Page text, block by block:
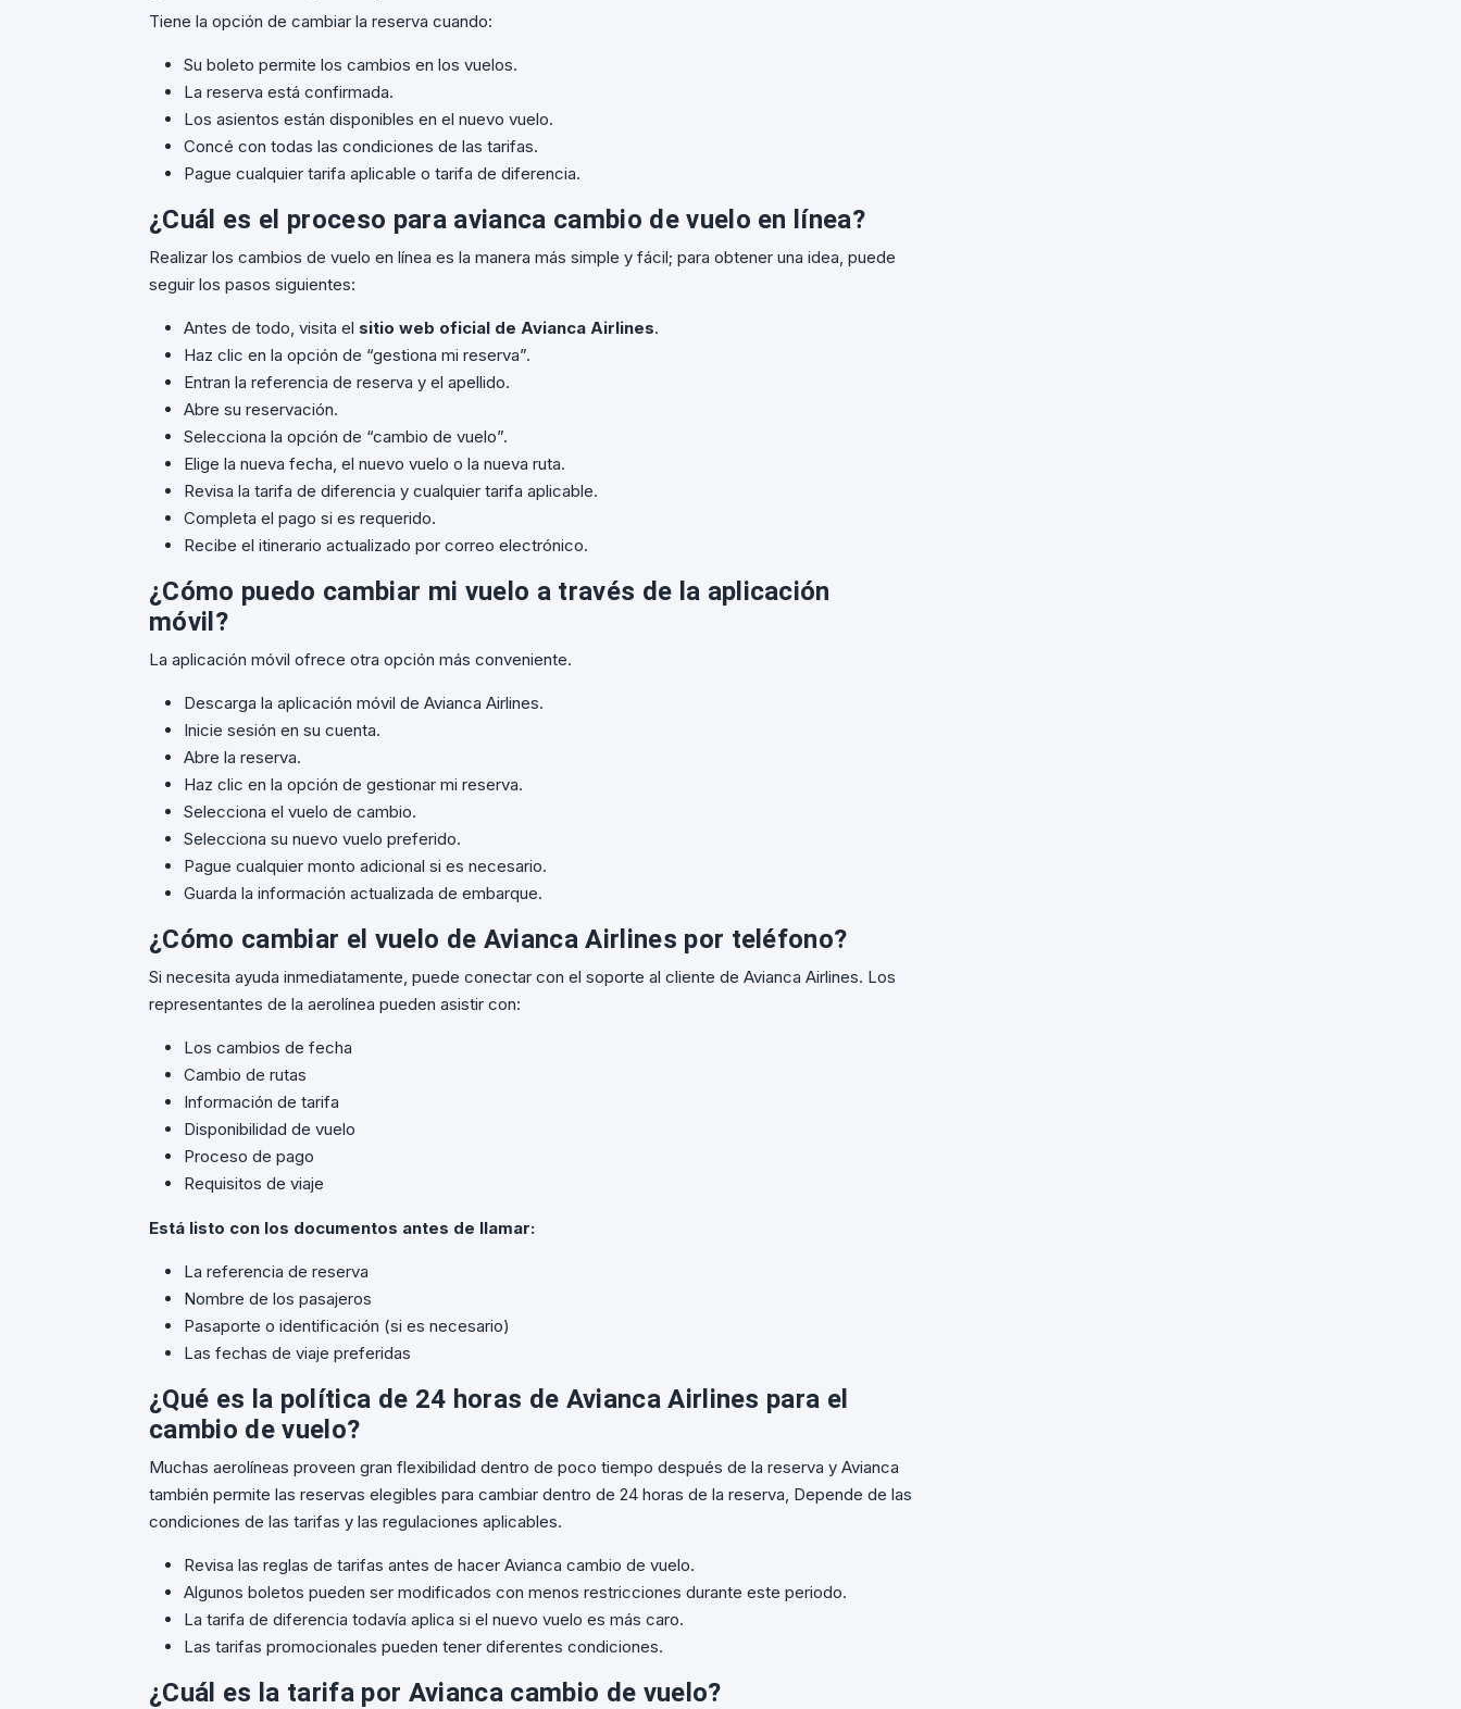
Tiene la opción de cambiar la reserva cuando:
Su boleto permite los cambios en los vuelos.
La reserva está confirmada.
Los asientos están disponibles en el nuevo vuelo.
Concé con todas las condiciones de las tarifas.
Pague cualquier tarifa aplicable o tarifa de diferencia.
¿Cuál es el proceso para avianca cambio de vuelo en línea?
Realizar los cambios de vuelo en línea es la manera más simple y fácil; para obtener una idea, puede
seguir los pasos siguientes:
Antes de todo, visita el sitio web oficial de Avianca Airlines.
Haz clic en la opción de “gestiona mi reserva”.
Entran la referencia de reserva y el apellido.
Abre su reservación.
Selecciona la opción de “cambio de vuelo”.
Elige la nueva fecha, el nuevo vuelo o la nueva ruta.
Revisa la tarifa de diferencia y cualquier tarifa aplicable.
Completa el pago si es requerido.
Recibe el itinerario actualizado por correo electrónico.
¿Cómo puedo cambiar mi vuelo a través de la aplicación
móvil?
La aplicación móvil ofrece otra opción más conveniente.
Descarga la aplicación móvil de Avianca Airlines.
Inicie sesión en su cuenta.
Abre la reserva.
Haz clic en la opción de gestionar mi reserva.
Selecciona el vuelo de cambio.
Selecciona su nuevo vuelo preferido.
Pague cualquier monto adicional si es necesario.
Guarda la información actualizada de embarque.
¿Cómo cambiar el vuelo de Avianca Airlines por teléfono?
Si necesita ayuda inmediatamente, puede conectar con el soporte al cliente de Avianca Airlines. Los
representantes de la aerolínea pueden asistir con:
Los cambios de fecha
Cambio de rutas
Información de tarifa
Disponibilidad de vuelo
Proceso de pago
Requisitos de viaje
Está listo con los documentos antes de llamar:
La referencia de reserva
Nombre de los pasajeros
Pasaporte o identificación (si es necesario)
Las fechas de viaje preferidas
¿Qué es la política de 24 horas de Avianca Airlines para el
cambio de vuelo?
Muchas aerolíneas proveen gran flexibilidad dentro de poco tiempo después de la reserva y Avianca
también permite las reservas elegibles para cambiar dentro de 24 horas de la reserva, Depende de las
condiciones de las tarifas y las regulaciones aplicables.
Revisa las reglas de tarifas antes de hacer Avianca cambio de vuelo.
Algunos boletos pueden ser modificados con menos restricciones durante este periodo.
La tarifa de diferencia todavía aplica si el nuevo vuelo es más caro.
Las tarifas promocionales pueden tener diferentes condiciones.
¿Cuál es la tarifa por Avianca cambio de vuelo?